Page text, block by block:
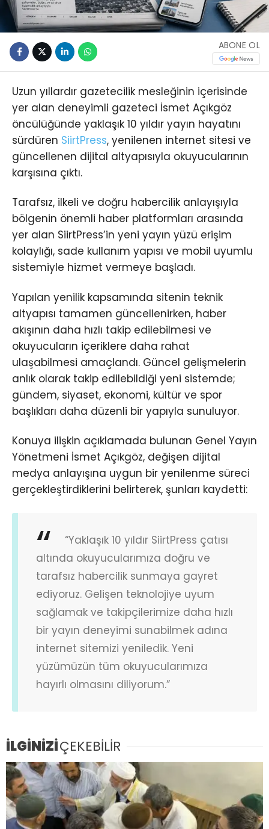
ABONE OL
Uzun yıllardır gazetecilik mesleğinin içerisinde
yer alan deneyimli gazeteci İsmet Açıkgöz
öncülüğünde yaklaşık 10 yıldır yayın hayatını
sürdüren SiirtPress, yenilenen internet sitesi ve
güncellenen dijital altyapısıyla okuyucularının
karşısına çıktı.
Tarafsız, ilkeli ve doğru habercilik anlayışıyla
bölgenin önemli haber platformları arasında
yer alan SiirtPress’in yeni yayın yüzü erişim
kolaylığı, sade kullanım yapısı ve mobil uyumlu
sistemiyle hizmet vermeye başladı.
Yapılan yenilik kapsamında sitenin teknik
altyapısı tamamen güncellenirken, haber
akışının daha hızlı takip edilebilmesi ve
okuyucuların içeriklere daha rahat
ulaşabilmesi amaçlandı. Güncel gelişmelerin
anlık olarak takip edilebildiği yeni sistemde;
gündem, siyaset, ekonomi, kültür ve spor
başlıkları daha düzenli bir yapıyla sunuluyor.
Konuya ilişkin açıklamada bulunan Genel Yayın
Yönetmeni İsmet Açıkgöz, değişen dijital
medya anlayışına uygun bir yenilenme süreci
gerçekleştirdiklerini belirterek, şunları kaydetti:
“Yaklaşık 10 yıldır SiirtPress çatısı
altında okuyucularımıza doğru ve
tarafsız habercilik sunmaya gayret
ediyoruz. Gelişen teknolojiye uyum
sağlamak ve takipçilerimize daha hızlı
bir yayın deneyimi sunabilmek adına
internet sitemizi yeniledik. Yeni
yüzümüzün tüm okuyucularımıza
hayırlı olmasını diliyorum.”
İLGİNİZİÇEKEBİLİR